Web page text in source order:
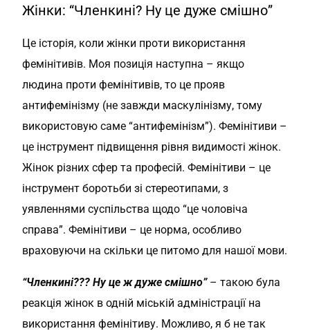
Жінки: “Членкині? Ну це дуже смішно”
Це історія, коли жінки проти використання
фемінітивів. Моя позиція наступна – якщо
людина проти фемінітивів, то це прояв
антифемінізму (не завжди маскулінізму, тому
використовую саме “антифемінізм”). Фемінітиви –
це інструмент підвищення рівня видимості жінок.
Жінок різних сфер та професій. Фемінітиви – це
інструмент боротьби зі стереотипами, з
уявленнями суспільства щодо “це чоловіча
справа”. Фемінітиви – це норма, особливо
враховуючи на скільки це питомо для нашої мови.
“Членкині??? Ну це ж дуже смішно”– такою була
реакція жінок в одній міській адміністрації на
використання фемінітиву. Можливо, я б не так